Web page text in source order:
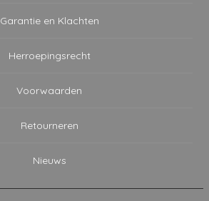
Garantie en Klachten
Herroepingsrecht
Voorwaarden
Retourneren
Nieuws